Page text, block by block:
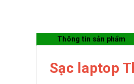
Thông tin sản phẩm
Sạc laptop